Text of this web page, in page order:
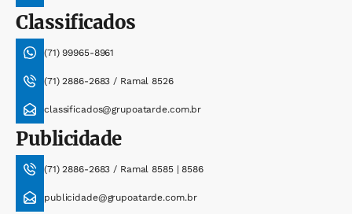
Classificados
(71) 99965-8961
(71) 2886-2683 / Ramal 8526
classificados@grupoatarde.com.br
Publicidade
(71) 2886-2683 / Ramal 8585 | 8586
publicidade@grupoatarde.com.br